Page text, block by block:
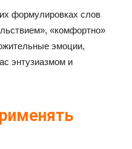
формулировках слов
«комфортно»
эмоции,
энтузиазмом и